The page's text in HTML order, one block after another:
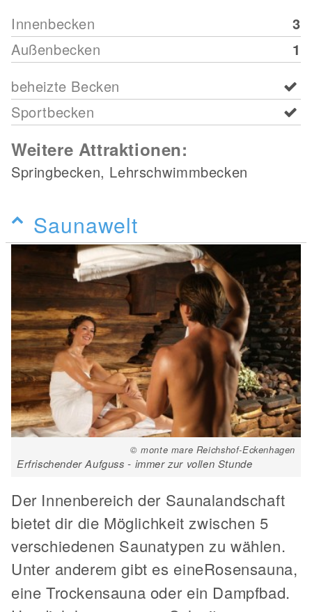
Innenbecken
3
Außenbecken
1
beheizte Becken
Sportbecken
Weitere Attraktionen:
Springbecken, Lehrschwimmbecken
Saunawelt
© monte mare Reichshof-Eckenhagen
Erfrischender Aufguss - immer zur vollen Stunde
Der Innenbereich der Saunalandschaft
bietet dir die Möglichkeit zwischen 5
verschiedenen Saunatypen zu wählen.
Unter anderem gibt es eineRosensauna,
eine Trockensauna oder ein Dampfbad.